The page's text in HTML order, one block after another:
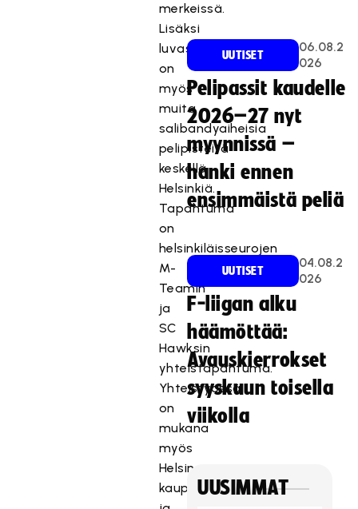
merkeissä.
Lisäksi
luvassa
on
myös
muita
salibandyaiheisia
pelipisteitä
keskellä
Helsinkiä.
Tapahtuma
on
helsinkiläisseurojen
M-
Teamin
ja
SC
Hawksin
yhteistapahtuma.
Yhteistyössä
on
mukana
myös
Helsingin
kaupunki
UUTISET
06.08.2
026
Pelipassit kaudelle
2026–27 nyt
myynnissä –
hanki ennen
ensimmäistä peliä
UUTISET
04.08.2
026
F-liigan alku
häämöttää:
Avauskierrokset
syyskuun toisella
viikolla
UUSIMMAT